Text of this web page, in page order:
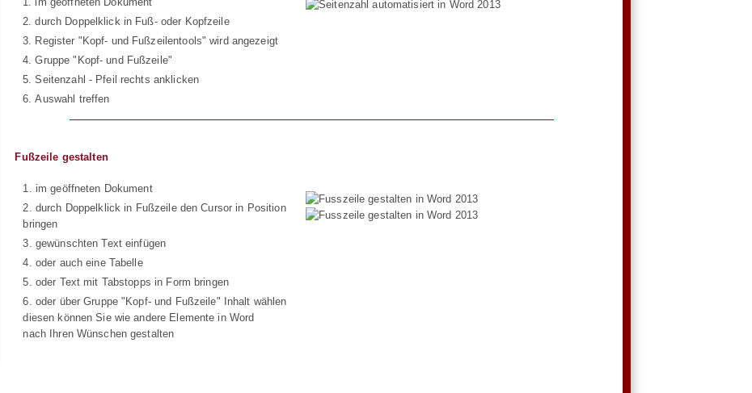
durch Doppelklick in Fuß- oder Kopfzeile
Register "Kopf- und Fußzeilentools" wird angezeigt
Gruppe "Kopf- und Fußzeile"
Seitenzahl - Pfeil rechts anklicken
Auswahl treffen
Fußzeile gestalten
1. im geöffneten Dokument
2. durch Doppelklick in Fußzeile den Cursor in Position
bringen
3. gewünschten Text einfügen
4. oder auch eine Tabelle
5. oder Text mit Tabstopps in Form bringen
6. oder über Gruppe "Kopf- und Fußzeile" Inhalt wählen
diesen können Sie wie andere Elemente in Word
nach Ihren Wünschen gestalten